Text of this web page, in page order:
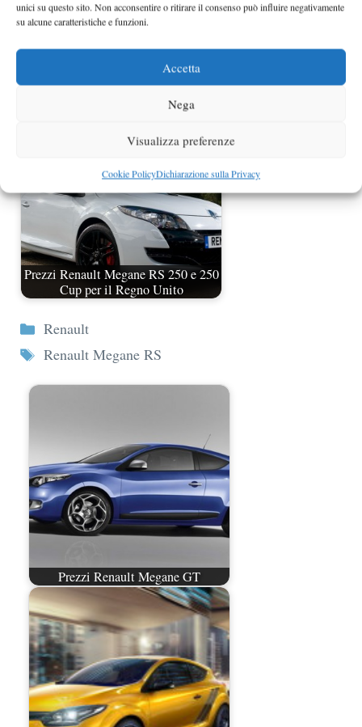
unici su questo sito. Non acconsentire o ritirare il consenso può influire negativamente
su alcune caratteristiche e funzioni.
Accetta
Nega
Visualizza preferenze
Cookie PolicyDichiarazione sulla Privacy
Renault Megane RS da 300 CV foto
spia
Prezzi Renault Megane RS 250 e 250
Cup per il Regno Unito
Categorie
Renault
Tag
Renault Megane RS
Prezzi Renault Megane GT